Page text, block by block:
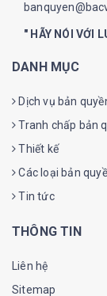
" HÃY NÓI VỚI
DANH MỤC
Dịch vụ bản
Tranh chấp bản
Thiết kế
Các loại bản
Tin tức
THÔNG TIN
Liên hệ
Sitemap